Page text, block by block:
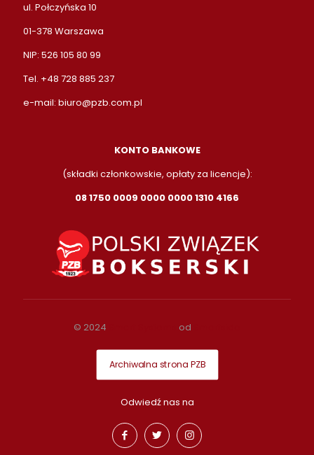
ul. Połczyńska 10
01-378 Warszawa
NIP: 526 105 80 99
Tel. +48 728 885 237
e-mail: biuro@pzb.com.pl
KONTO BANKOWE
(składki członkowskie, opłaty za licencje):
08 1750 0009 0000 0000 1310 4166
© 2024 od
Archiwalna strona PZB
Odwiedź nas na